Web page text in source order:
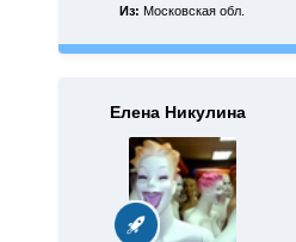
Из: Московская обл.
Елена Никулина